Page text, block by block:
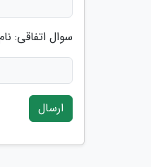
سوال اتفاقی:
ارسال